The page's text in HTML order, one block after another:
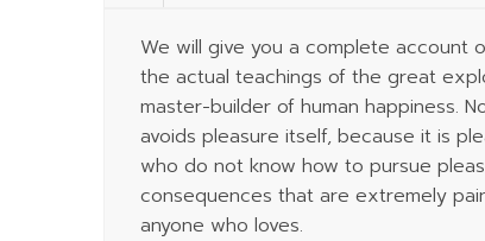
We will give you a complete account
the actual teachings of the great
master-builder of human happiness.
avoids pleasure itself, because it is
who do not know how to pursue
consequences that are extremely
anyone who loves.